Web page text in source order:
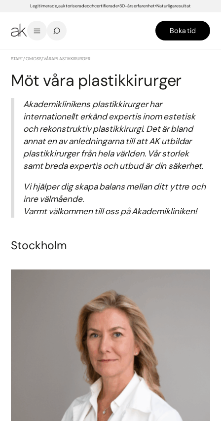
Legitimerade, auktoriserade och certifierade 30-års erfarenhet Naturliga resultat
Boka tid
START/OM OSS/VÅRA PLASTIKKIRURGER
Möt våra plastikkirurger
Akademiklinikens plastikkirurger har
internationellt erkänd expertis inom estetisk
och rekonstruktiv plastikkirurgi. Det är bland
annat en av anledningarna till att AK utbildar
plastikkirurger från hela världen. Vår storlek
samt breda expertis och utbud är din säkerhet.
Vi hjälper dig skapa balans mellan ditt yttre och
inre välmående.
Varmt välkommen till oss på Akademikliniken!
Stockholm